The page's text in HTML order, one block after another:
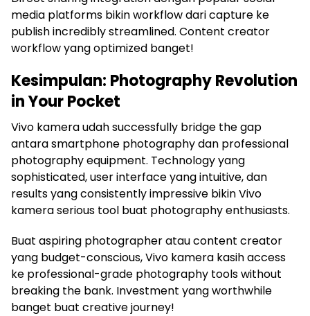
media platforms bikin workflow dari capture ke
publish incredibly streamlined. Content creator
workflow yang optimized banget!
Kesimpulan: Photography Revolution
in Your Pocket
Vivo kamera udah successfully bridge the gap
antara smartphone photography dan professional
photography equipment. Technology yang
sophisticated, user interface yang intuitive, dan
results yang consistently impressive bikin Vivo
kamera serious tool buat photography enthusiasts.
Buat aspiring photographer atau content creator
yang budget-conscious, Vivo kamera kasih access
ke professional-grade photography tools without
breaking the bank. Investment yang worthwhile
banget buat creative journey!